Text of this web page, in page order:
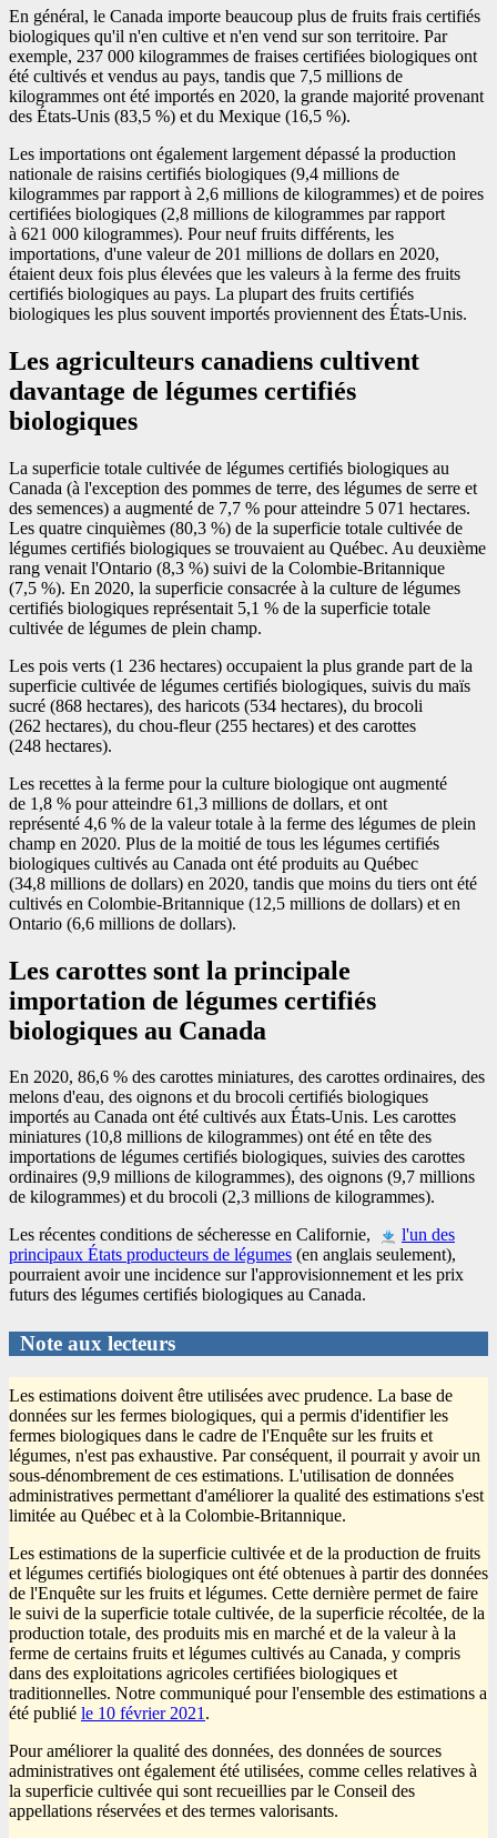
En général, le Canada importe beaucoup plus de fruits frais certifiés
biologiques qu'il n'en cultive et n'en vend sur son territoire. Par
exemple, 237 000 kilogrammes de fraises certifiées biologiques ont
été cultivés et vendus au pays, tandis que 7,5 millions de
kilogrammes ont été importés en 2020, la grande majorité provenant
des États-Unis (83,5 %) et du Mexique (16,5 %).
Les importations ont également largement dépassé la production
nationale de raisins certifiés biologiques (9,4 millions de
kilogrammes par rapport à 2,6 millions de kilogrammes) et de poires
certifiées biologiques (2,8 millions de kilogrammes par rapport
à 621 000 kilogrammes). Pour neuf fruits différents, les
importations, d'une valeur de 201 millions de dollars en 2020,
étaient deux fois plus élevées que les valeurs à la ferme des fruits
certifiés biologiques au pays. La plupart des fruits certifiés
biologiques les plus souvent importés proviennent des États-Unis.
Les agriculteurs canadiens cultivent
davantage de légumes certifiés
biologiques
La superficie totale cultivée de légumes certifiés biologiques au
Canada (à l'exception des pommes de terre, des légumes de serre et
des semences) a augmenté de 7,7 % pour atteindre 5 071 hectares.
Les quatre cinquièmes (80,3 %) de la superficie totale cultivée de
légumes certifiés biologiques se trouvaient au Québec. Au deuxième
rang venait l'Ontario (8,3 %) suivi de la Colombie-Britannique
(7,5 %). En 2020, la superficie consacrée à la culture de légumes
certifiés biologiques représentait 5,1 % de la superficie totale
cultivée de légumes de plein champ.
Les pois verts (1 236 hectares) occupaient la plus grande part de la
superficie cultivée de légumes certifiés biologiques, suivis du maïs
sucré (868 hectares), des haricots (534 hectares), du brocoli
(262 hectares), du chou-fleur (255 hectares) et des carottes
(248 hectares).
Les recettes à la ferme pour la culture biologique ont augmenté
de 1,8 % pour atteindre 61,3 millions de dollars, et ont
représenté 4,6 % de la valeur totale à la ferme des légumes de plein
champ en 2020. Plus de la moitié de tous les légumes certifiés
biologiques cultivés au Canada ont été produits au Québec
(34,8 millions de dollars) en 2020, tandis que moins du tiers ont été
cultivés en Colombie-Britannique (12,5 millions de dollars) et en
Ontario (6,6 millions de dollars).
Les carottes sont la principale
importation de légumes certifiés
biologiques au Canada
En 2020, 86,6 % des carottes miniatures, des carottes ordinaires, des
melons d'eau, des oignons et du brocoli certifiés biologiques
importés au Canada ont été cultivés aux États-Unis. Les carottes
miniatures (10,8 millions de kilogrammes) ont été en tête des
importations de légumes certifiés biologiques, suivies des carottes
ordinaires (9,9 millions de kilogrammes), des oignons (9,7 millions
de kilogrammes) et du brocoli (2,3 millions de kilogrammes).
Les récentes conditions de sécheresse en Californie,
l'un des
principaux États producteurs de légumes (en anglais seulement),
pourraient avoir une incidence sur l'approvisionnement et les prix
futurs des légumes certifiés biologiques au Canada.
Note aux lecteurs
Les estimations doivent être utilisées avec prudence. La base de
données sur les fermes biologiques, qui a permis d'identifier les
fermes biologiques dans le cadre de l'Enquête sur les fruits et
légumes, n'est pas exhaustive. Par conséquent, il pourrait y avoir un
sous-dénombrement de ces estimations. L'utilisation de données
administratives permettant d'améliorer la qualité des estimations s'est
limitée au Québec et à la Colombie-Britannique.
Les estimations de la superficie cultivée et de la production de fruits
et légumes certifiés biologiques ont été obtenues à partir des données
de l'Enquête sur les fruits et légumes. Cette dernière permet de faire
le suivi de la superficie totale cultivée, de la superficie récoltée, de la
production totale, des produits mis en marché et de la valeur à la
ferme de certains fruits et légumes cultivés au Canada, y compris
dans des exploitations agricoles certifiées biologiques et
traditionnelles. Notre communiqué pour l'ensemble des estimations a
été publié le 10 février 2021 .
Pour améliorer la qualité des données, des données de sources
administratives ont également été utilisées, comme celles relatives à
la superficie cultivée qui sont recueillies par le Conseil des
appellations réservées et des termes valorisants.